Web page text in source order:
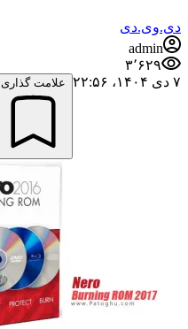
دی.وی.دی
admin
۳٬۶۲۹
۷ دی ۱۴۰۴،‏ ۲۲:۵۶
علامت گذاری